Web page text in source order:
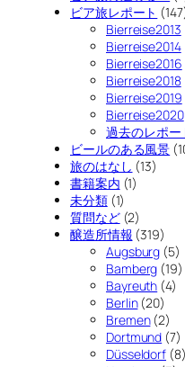
ビア旅レポート
Bierreise2013
Bierreise2014
Bierreise2016
Bierreise2018
Bierreise2019
Bierreise2020
過去のレポー
ビールのある風景
旅のはなし (13)
書籍案内 (1)
未分類(1)
質問など(2)
醸造所情報 (319)
Augsburg (5)
Bamberg (19)
Bayreuth (4)
Berlin(20)
Bremen(2)
Dortmund (7)
Düsseldorf (8)